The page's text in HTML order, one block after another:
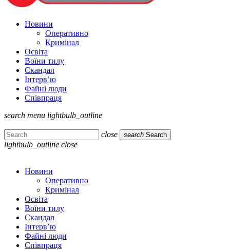
Новини
Оперативно
Кримінал
Освіта
Воїни тилу
Скандал
Інтерв’ю
Файні люди
Співпраця
search menu lightbulb_outline
close search Search
lightbulb_outline close
Новини
Оперативно
Кримінал
Освіта
Воїни тилу
Скандал
Інтерв’ю
Файні люди
Співпраця